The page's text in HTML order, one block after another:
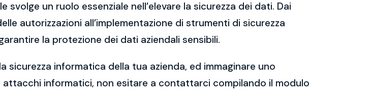
un ruolo essenziale nell’elevare la sicurezza dei dati. Dai
autorizzazioni all’implementazione di strumenti di sicurezza
la protezione dei dati aziendali sensibili.
informatica della tua azienda, ed immaginare uno
informatici, non esitare a contattarci compilando il modulo